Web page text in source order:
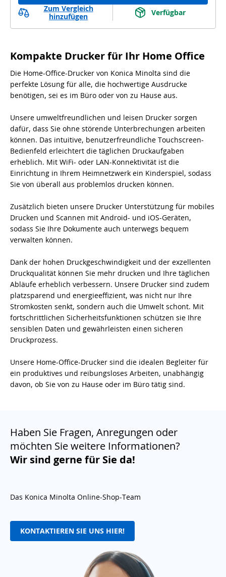
Zum Vergleich
hinzufügen
Verfügbar
Kompakte Drucker für Ihr Home Office
Die Home-Office-Drucker von Konica Minolta sind die
perfekte Lösung für alle, die hochwertige Ausdrucke
benötigen, sei es im Büro oder von zu Hause aus.
Unsere umweltfreundlichen und leisen Drucker sorgen
dafür, dass Sie ohne störende Unterbrechungen arbeiten
können. Das intuitive, benutzerfreundliche Touchscreen-
Bedienfeld erleichtert die täglichen Druckaufgaben
erheblich. Mit WiFi- oder LAN-Konnektivität ist die
Einrichtung in Ihrem Heimnetzwerk ein Kinderspiel, sodass
Sie von überall aus problemlos drucken können.
Zusätzlich bieten unsere Drucker Unterstützung für mobiles
Drucken und Scannen mit Android- und iOS-Geräten,
sodass Sie Ihre Dokumente auch unterwegs bequem
verwalten können.
Dank der hohen Druckgeschwindigkeit und der exzellenten
Druckqualität können Sie mehr drucken und Ihre täglichen
Abläufe erheblich verbessern. Unsere Drucker sind zudem
platzsparend und energieeffizient, was nicht nur Ihre
Stromkosten senkt, sondern auch die Umwelt schont. Mit
fortschrittlichen Sicherheitsfunktionen schützen sie Ihre
sensiblen Daten und gewährleisten einen sicheren
Druckprozess.
Unsere Home-Office-Drucker sind die idealen Begleiter für
ein produktives und reibungsloses Arbeiten, unabhängig
davon, ob Sie von zu Hause oder im Büro tätig sind.
Haben Sie Fragen, Anregungen oder
möchten Sie weitere Informationen?
Wir sind gerne für Sie da!
Das Konica Minolta Online-Shop-Team
KONTAKTIEREN SIE UNS HIER!